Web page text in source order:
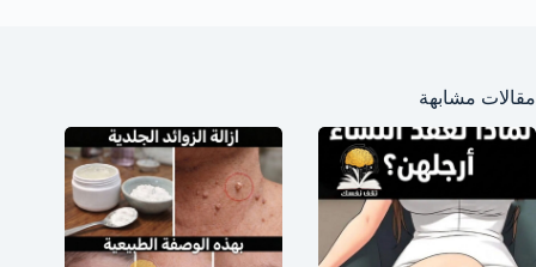
مقالات مشابهة